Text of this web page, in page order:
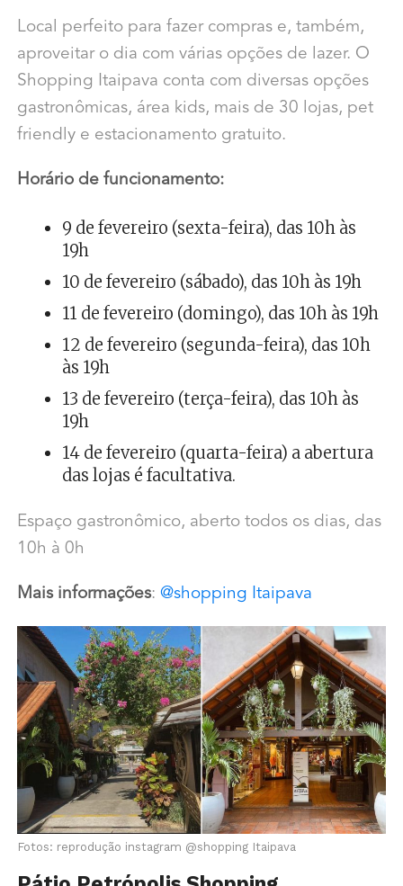
Local perfeito para fazer compras e, também,
aproveitar o dia com várias opções de lazer. O
Shopping Itaipava conta com diversas opções
gastronômicas, área kids, mais de 30 lojas, pet
friendly e estacionamento gratuito.
Horário de funcionamento:
9 de fevereiro (sexta-feira), das 10h às
19h
10 de fevereiro (sábado), das 10h às 19h
11 de fevereiro (domingo), das 10h às 19h
12 de fevereiro (segunda-feira), das 10h
às 19h
13 de fevereiro (terça-feira), das 10h às
19h
14 de fevereiro (quarta-feira) a abertura
das lojas é facultativa.
Espaço gastronômico, aberto todos os dias, das
10h à 0h
Mais informações: @shopping Itaipava
Fotos: reprodução instagram @shopping Itaipava